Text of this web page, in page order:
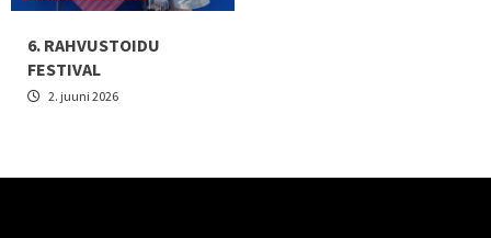
6. RAHVUSTOIDU
FESTIVAL
2. juuni 2026